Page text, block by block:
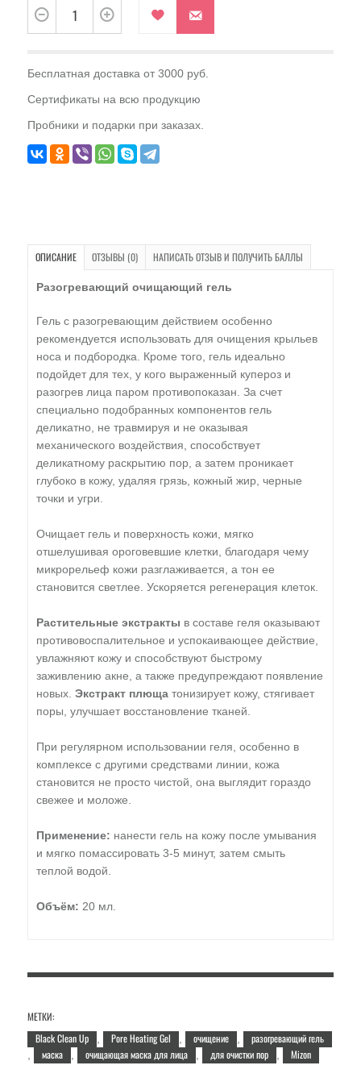
Бесплатная доставка от 3000 руб.
Сертификаты на всю продукцию
Пробники и подарки при заказах.
ОПИСАНИЕ ОТЗЫВЫ (0) НАПИСАТЬ ОТЗЫВ И ПОЛУЧИТЬ БАЛЛЫ
Разогревающий очищающий гель
Гель с разогревающим действием особенно
рекомендуется использовать для очищения крыльев
носа и подбородка. Кроме того, гель идеально
подойдет для тех, у кого выраженный купероз и
разогрев лица паром противопоказан. За счет
специально подобранных компонентов гель
деликатно, не травмируя и не оказывая
механического воздействия, способствует
деликатному раскрытию пор, а затем проникает
глубоко в кожу, удаляя грязь, кожный жир, черные
точки и угри.
Очищает гель и поверхность кожи, мягко
отшелушивая ороговевшие клетки, благодаря чему
микрорельеф кожи разглаживается, а тон ее
становится светлее. Ускоряется регенерация клеток.
Растительные экстракты в составе геля оказывают
противовоспалительное и успокаивающее действие,
увлажняют кожу и способствуют быстрому
заживлению акне, а также предупреждают появление
новых. Экстракт плюща тонизирует кожу, стягивает
поры, улучшает восстановление тканей.
При регулярном использовании геля, особенно в
комплексе с другими средствами линии, кожа
становится не просто чистой, она выглядит гораздо
свежее и моложе.
Применение: нанести гель на кожу после умывания
и мягко помассировать 3-5 минут, затем смыть
теплой водой.
Объём: 20 мл.
МЕТКИ:
Black Clean Up
Pore Heating Gel очищение разогревающий гель
маска очищающая маска для лица для очистки пор Mizon